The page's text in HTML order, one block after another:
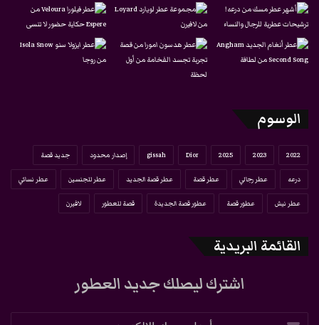
الوسوم
2022
2023
2025
Dior
gissah إصدار محدود جديد قصة
درعه عطر رجالي عطر قصة عطر قصة الجديد عطر للجنسين عطر نسائي
عطر نيش عطور قصة عطور قصة الجديدة قصة للعطور لافيرن
القائمة البريدية
اشترك ليصلك جديد العطور